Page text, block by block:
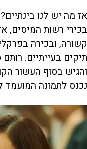
אז מה יש לנו
בכירי רשות המיסים,
קשורה, ובכירה
תיקים בעייתיים.
והגיש בסוף העשור
נכנס לתמונה המועמד